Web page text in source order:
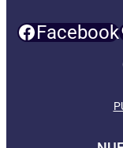
Facebook